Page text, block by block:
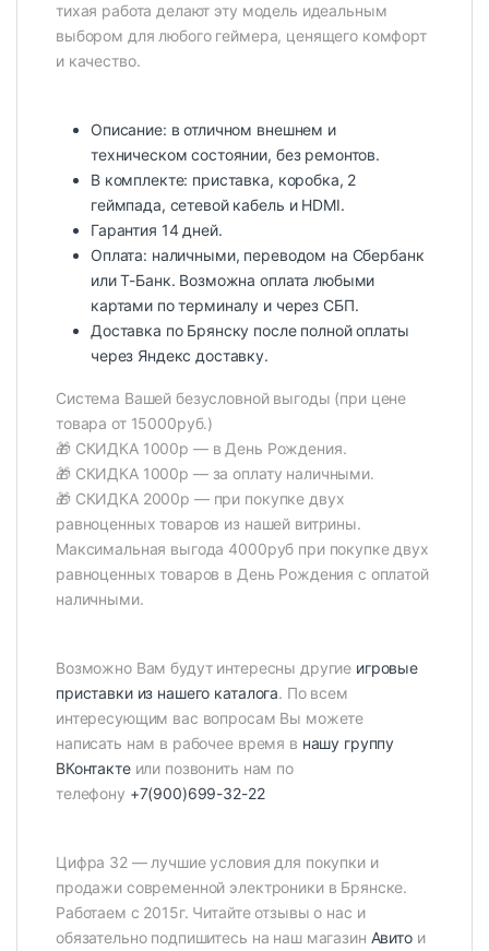
тихая работа делают эту модель идеальным
выбором для любого геймера, ценящего комфорт
и качество.
Описание: в отличном внешнем и
техническом состоянии, без ремонтов.
В комплекте: приставка, коробка, 2
геймпада, сетевой кабель и HDMI.
Гарантия 14 дней.
Оплата: наличными, переводом на Сбербанк
или Т-Банк. Возможна оплата любыми
картами по терминалу и через СБП.
Доставка по Брянску после полной оплаты
через Яндекс доставку.
Система Вашей безусловной выгоды (при цене
товара от 15000руб.)
🎁 СКИДКА 1000р — в День Рождения.
🎁 СКИДКА 1000р — за оплату наличными.
🎁 СКИДКА 2000р — при покупке двух
равноценных товаров из нашей витрины.
Максимальная выгода 4000руб при покупке двух
равноценных товаров в День Рождения с оплатой
наличными.
Возможно Вам будут интересны другие игровые
приставки из нашего каталога. По всем
интересующим вас вопросам Вы можете
написать нам в рабочее время в нашу группу
ВКонтактеили позвонить нам по
телефону +7(900)699-32-22
Цифра 32 — лучшие условия для покупки и
продажи современной электроники в Брянске.
Работаем с 2015г. Читайте отзывы о нас и
обязательно подпишитесь на наш магазин Авитои